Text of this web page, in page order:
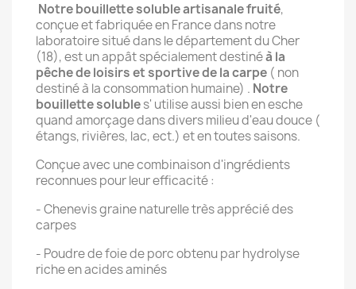
Notre bouillette soluble artisanale fruité,
conçue et fabriquée en France dans notre
laboratoire situé dans le département du Cher
(18), est un appât spécialement destinéà la
pêche de loisirs et sportive de la carpe ( non
destiné à la consommation humaine) . Notre
bouillette solubles' utilise aussi bien en esche
quand amorçage dans divers milieu d'eau douce (
étangs, rivières, lac, ect.) et en toutes saisons.
Conçue avec une combinaison d'ingrédients
reconnues pour leur efficacité :
- Chenevis graine naturelle très apprécié des
carpes
- Poudre de foie de porc obtenu par hydrolyse
riche en acides aminés